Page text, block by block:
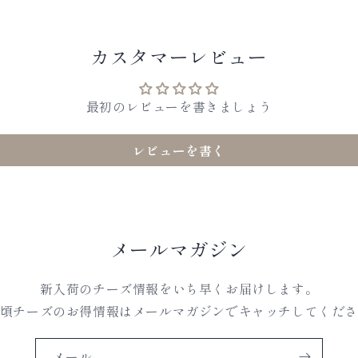
カスタマーレビュー
最初のレビューを書きましょう
レビューを書く
メールマガジン
新入荷のチーズ情報をいち早くお届けします。
チーズのお得情報はメールマガジンでキャッチしてくだ